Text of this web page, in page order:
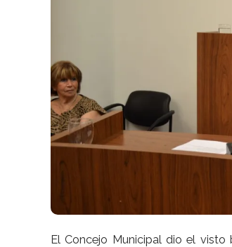
El Concejo Municipal dio el